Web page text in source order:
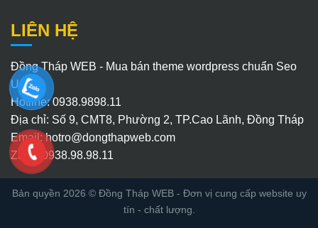
LIÊN HỆ
Đồng Tháp WEB - Mua bán theme wordpress chuẩn Seo
Uy Tín
Hotline: 0938.9898.11
Địa chỉ: Số 9, CMT8, Phường 2, TP.Cao Lãnh, Đồng Tháp
Email:hotro@dongthapweb.com
Zalo : 0938.98.98.11
Bản quyền 2026 © Đồng Tháp WEB- Đơn vị cung cấp website uy
tín - chất lượng.